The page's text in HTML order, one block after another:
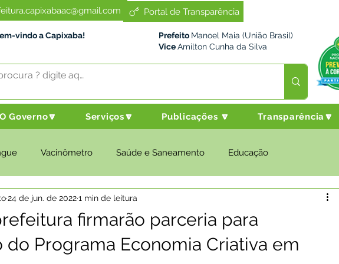
Portal de Transparência
vindo a Capixaba! Prefeito Manoel Maia (União Brasil)
ViceAmilton Cunha da Silva
O Governo🔽 Serviços🔽 Publicações 🔽 Transparência🔽
Vacinômetro Saúde e Saneamento Educação
e Meio Ambiente Desenvolvimento Social Desporto Cultura e Lazer
e Governo Políticas Públicas Nota de Pesar Campanhas
firmarão parceria para
do Programa Economia Criativa em
24 de jun. de 20221 min de leitura